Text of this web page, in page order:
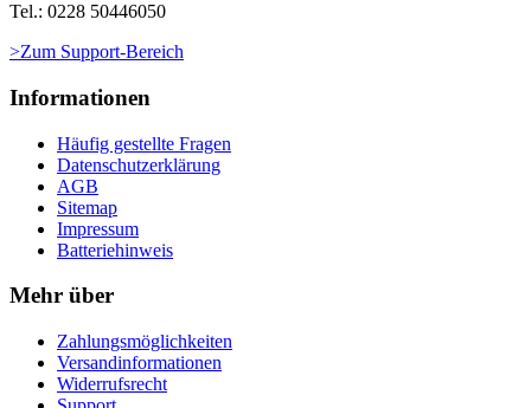
Tel.: 0228 50446050
>Zum Support-Bereich
Informationen
Häufig gestellte Fragen
Datenschutzerklärung
AGB
Sitemap
Impressum
Batteriehinweis
Mehr über
Zahlungsmöglichkeiten
Versandinformationen
Widerrufsrecht